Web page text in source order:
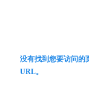
没有找到您要访问的
URL。